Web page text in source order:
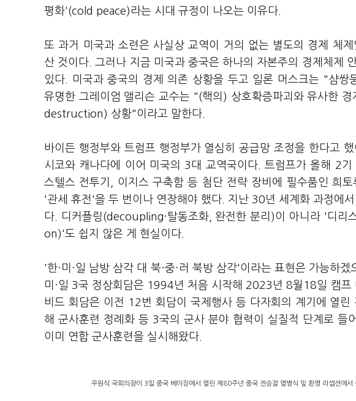
평화'(cold peace)라는 시대 규정이 나오는 이유다.
또 과거 미국과 소련은 사실상 교역이 거의 없는 별도의 경제 체
산 것이다. 그러나 지금 미국과 중국은 하나의 자본주의 경제체제
있다. 미국과 중국의 경제 의존 상황을 두고 일론 머스크는 "샴쌍
유명한 그레이엄 앨리슨 교수는 "(핵의) 상호확증파괴와 유사한
destruction) 상황"이라고 말한다.
바이든 행정부와 트럼프 행정부가 열심히 공급망 조정을 한다고
시코와 캐나다에 이어 미국의 3대 교역국이다. 트럼프가 올해 2
스텔스 전투기, 이지스 구축함 등 첨단 전략 장비에 필수품인 희
'관세 휴전'을 두 번이나 연장해야 했다. 지난 30년 세계화 과정에
다. 디커플링(decoupling· 탈동조화, 완전한 분리)이 아니라 '디
on)'도 쉽지 않은 게 현실이다.
'한·미·일 남방 삼각 대 북·중·러 북방 삼각'이라는 표현은 가능하
미·일 3국 정상회담은 1994년 처음 시작해 2023년 8월18일 캠프
비드 회담은 이전 12번 회담이 국제행사 등 다자회의 계기에 열
해 군사훈련 정례화 등 3국의 군사 분야 협력이 실질적 단계로 들
이미 연합 군사훈련을 실시해왔다.
우원식 국회의장이 3일 중국 베이징에서 열린 제80주년 중국 전승절 열병식 및 환영 리셉션에